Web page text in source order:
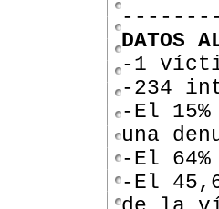
DATOS
-1
-234
-El
una
-El
-El